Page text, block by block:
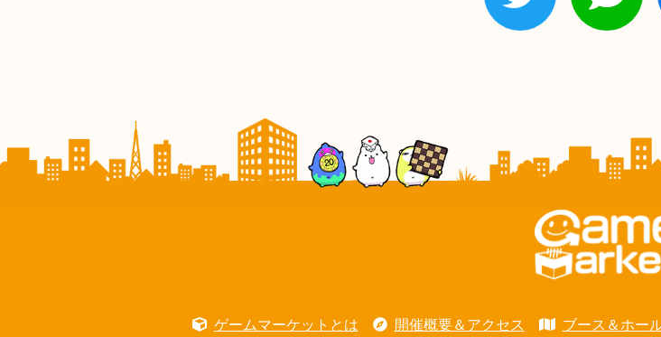
ゲームマーケットとは 開催概要＆アクセス ブース＆ホー